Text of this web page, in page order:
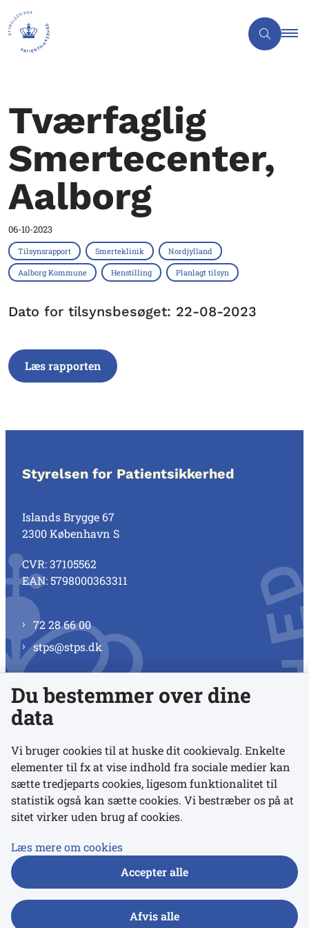
Tværfaglig
Smertecenter,
Aalborg
06-10-2023
Tilsynsrapport Smerteklinik Nordjylland
Aalborg Kommune Henstilling Planlagt tilsyn
Dato for tilsynsbesøget: 22-08-2023
Læs rapporten
Styrelsen for Patientsikkerhed
Islands Brygge 67
2300 København S
CVR: 37105562
EAN: 5798000363311
72 28 66 00
stps@stps.dk
Se alle kontaktnumre
Links
Udgivelser
Du bestemmer over dine
data
Vi bruger cookies til at huske dit cookievalg. Enkelte
elementer til fx at vise indhold fra sociale medier kan
sætte tredjeparts cookies, ligesom funktionalitet til
statistik også kan sætte cookies. Vi bestræber os på at
sitet virker uden brug af cookies.
Læs mere om cookies
Accepter alle
Afvis alle